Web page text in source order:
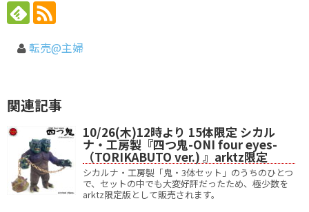
転売@主婦
関連記事
10/26(木)12時より 15体限定 シカル
ナ・工房製『四つ鬼-ONI four eyes-
（TORIKABUTO ver.) 』arktz限定
シカルナ・工房製「鬼・3体セット」のうちのひとつ
で、セットの中でも大変好評だったため、極少数を
arktz限定版として販売されます。